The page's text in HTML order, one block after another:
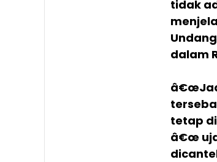
tidak
dalam
tetap
â€œ